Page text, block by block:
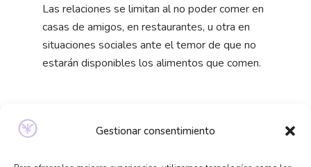
Gestionar consentimiento
Las relaciones se limitan al no poder comer en
casas de amigos, en restaurantes, u otra en
situaciones sociales ante el temor de que no
estarán disponibles los alimentos que comen.
Descenso del rendimiento escolar.
tardan en comer.